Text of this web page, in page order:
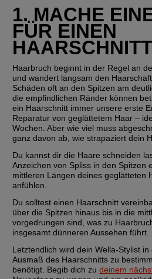
1. MACHE
FÜR EINEN
Haarbruch beginnt in der Regel an
und wandert langsam den
Schäden oft an den Spitzen am
die empfindlichen Ränder können
ein Haarschnitt immer unsere erste
Reparatur von geglättetem Haar –
Wochen. Aber wie viel muss
ganz davon ab, wie strapaziert dein
Du kannst dir die Haare schneiden
Anzeichen von Spliss in den Spitzen
mittleren Längen deines geglätteten
anfühlen.
Du solltest einen Haarschnitt
über die Spitzen hinaus bis in die
vorgedrungen sind, was zu
insgesamt dünneren Aussehen führt.
Letztendlich wird dein Wella-Stylist
Ausmaß des Haarschnitts zu
benötigt. Begib dich zu deinem